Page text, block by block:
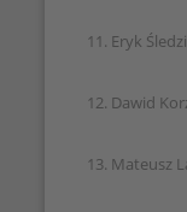
11. Eryk
12. Dawid
13. Mateusz